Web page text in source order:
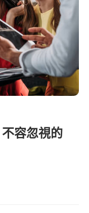
容忽視的